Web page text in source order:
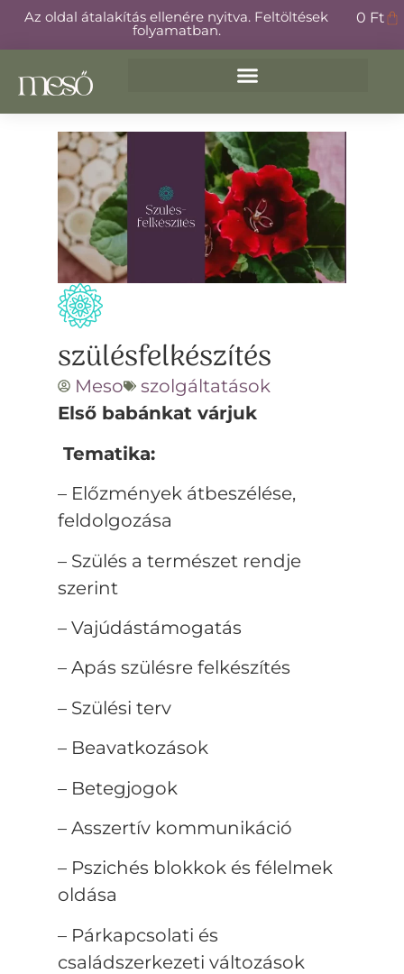
Az oldal átalakítás ellenére nyitva. Feltöltések
folyamatban.
0 Ft
szülésfelkészítés
Meso
szolgáltatások
Első babánkat várjuk
Tematika:
– Előzmények átbeszélése,
feldolgozása
– Szülés a természet rendje
szerint
– Vajúdástámogatás
– Apás szülésre felkészítés
– Szülési terv
– Beavatkozások
– Betegjogok
– Asszertív kommunikáció
– Pszichés blokkok és félelmek
oldása
– Párkapcsolati és
családszerkezeti változások